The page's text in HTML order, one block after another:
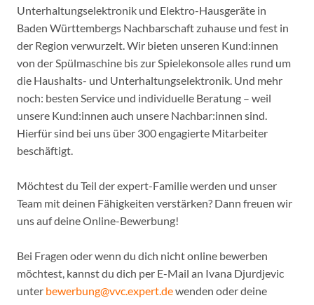
Unterhaltungselektronik und Elektro-Hausgeräte in
Baden Württembergs Nachbarschaft zuhause und fest in
der Region verwurzelt. Wir bieten unseren Kund:innen
von der Spülmaschine bis zur Spielekonsole alles rund um
die Haushalts- und Unterhaltungselektronik. Und mehr
noch: besten Service und individuelle Beratung – weil
unsere Kund:innen auch unsere Nachbar:innen sind.
Hierfür sind bei uns über 300 engagierte Mitarbeiter
beschäftigt.
Möchtest du Teil der expert-Familie werden und unser
Team mit deinen Fähigkeiten verstärken? Dann freuen wir
uns auf deine Online-Bewerbung!
Bei Fragen oder wenn du dich nicht online bewerben
möchtest, kannst du dich per E-Mail an Ivana Djurdjevic
unter bewerbung@vvc.expert.dewenden oder deine